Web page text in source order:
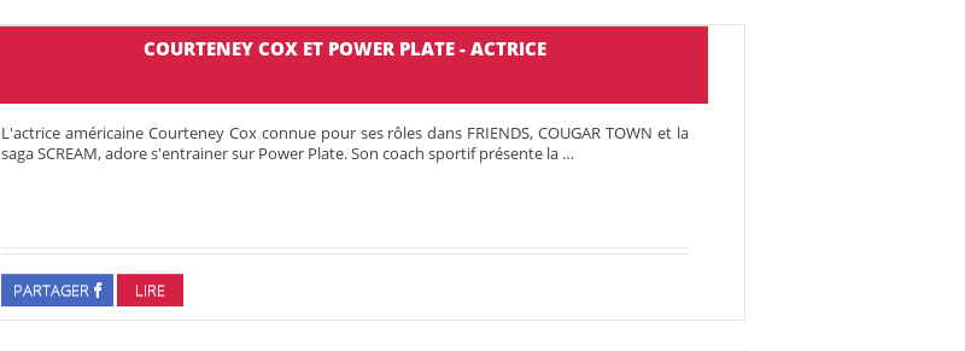
COURTENEY COX ET POWER PLATE - ACTRICE
L'actrice américaine Courteney Cox connue pour ses rôles dans FRIENDS, COUGAR TOWN et la
saga SCREAM, adore s'entrainer sur Power Plate. Son coach sportif présente la …
PARTAGER LIRE